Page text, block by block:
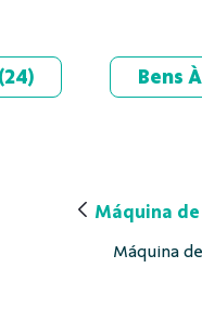
(24) Bens
Máquina
Máquina